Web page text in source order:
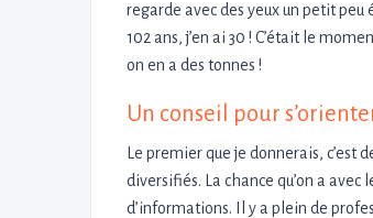
regarde avec des yeux un petit
102 ans, j’en ai 30 ! C’était le
on en a des tonnes !
Un conseil pour
Le premier que je donnerais,
diversifiés. La chance qu’on a avec
d’informations. Il y a plein de